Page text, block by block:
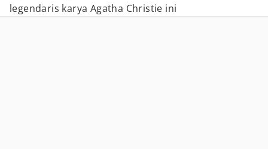
legendaris karya Agatha Christie ini